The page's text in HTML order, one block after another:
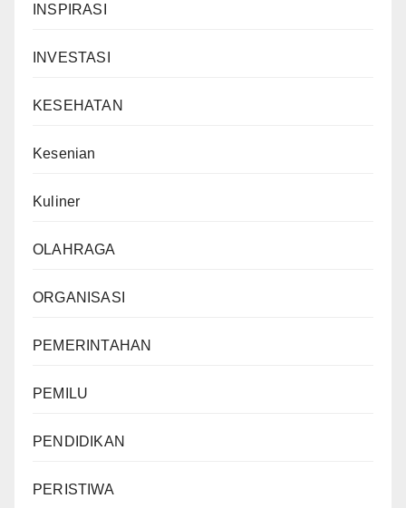
INSPIRASI
INVESTASI
KESEHATAN
Kesenian
Kuliner
OLAHRAGA
ORGANISASI
PEMERINTAHAN
PEMILU
PENDIDIKAN
PERISTIWA